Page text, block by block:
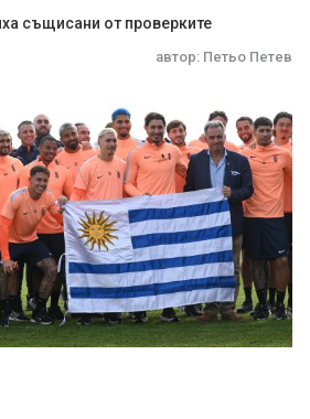
същисани от проверките
автор: Петьо Петев